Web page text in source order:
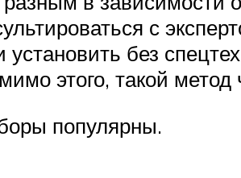
с
без
этого, такой
популярны.